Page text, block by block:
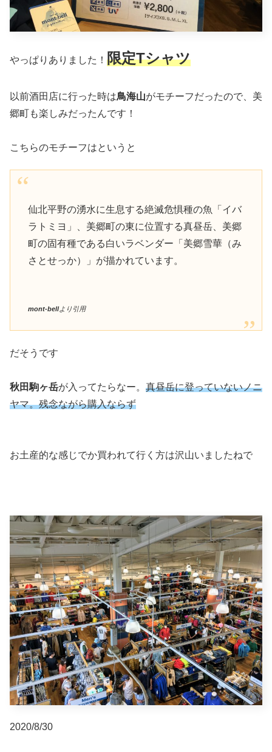
やっぱりありました！ 限定Tシャツ
以前酒田店に行った時は鳥海山がモチーフだったので、美
郷町も楽しみだったんです！
こちらのモチーフはというと
仙北平野の湧水に生息する絶滅危惧種の魚「イバ
ラトミヨ」、美郷町の東に位置する真昼岳、美郷
町の固有種である白いラベンダー「美郷雪華（み
さとせっか）」が描かれています。
mont-bellより引用
だそうです
秋田駒ヶ岳が入ってたらなー。 真昼岳に登っていないノニ
ヤマ。残念ながら購入ならず
お土産的な感じでか買われて行く方は沢山いましたねで
2020/8/30